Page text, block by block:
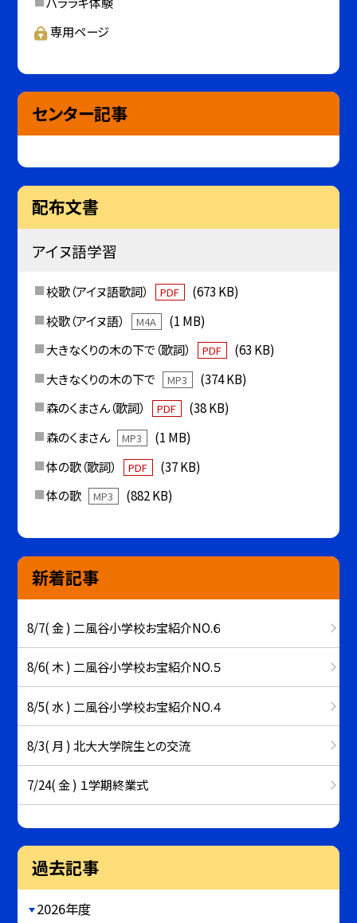
専用ページ
センター記事
配布文書
アイヌ語学習
校歌（アイヌ語歌詞） PDF
(673 KB)
校歌（アイヌ語）
M4A
(1 MB)
大きなくりの木の下で（歌詞）
PDF
(63 KB)
大きなくりの木の下で
MP3
(374 KB)
森のくまさん（歌詞）
PDF
(38 KB)
森のくまさん
MP3
(1 MB)
体の歌（歌詞）
PDF
(37 KB)
体の歌
MP3 (882 KB)
新着記事
8/7( 金 ) 二風谷小学校お宝紹介NO.６
8/6( 木 ) 二風谷小学校お宝紹介NO.５
8/5( 水 ) 二風谷小学校お宝紹介NO.４
8/3( 月 ) 北大大学院生との交流
7/24( 金 ) １学期終業式
過去記事
2026年度